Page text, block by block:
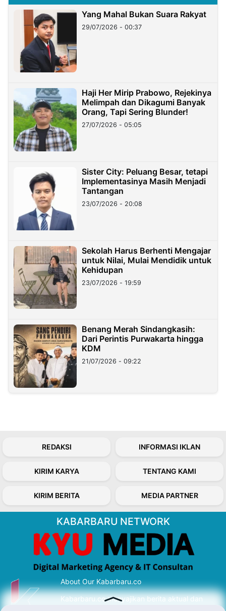
Yang Mahal Bukan Suara Rakyat
29/07/2026 - 00:37
Haji Her Mirip Prabowo, Rejekinya
Melimpah dan Dikagumi Banyak
Orang, Tapi Sering Blunder!
27/07/2026 - 05:05
Sister City: Peluang Besar, tetapi
Implementasinya Masih Menjadi
Tantangan
23/07/2026 - 20:08
Sekolah Harus Berhenti Mengajar
untuk Nilai, Mulai Mendidik untuk
Kehidupan
23/07/2026 - 19:59
Benang Merah Sindangkasih:
Dari Perintis Purwakarta hingga
KDM
21/07/2026 - 09:22
REDAKSI INFORMASI IKLAN
KIRIM KARYA TENTANG KAMI
KIRIM BERITA MEDIA PARTNER
KABARBARU NETWORK
About Our Kabarbaru.co
Kabarbaru.co menyajikan berita aktual dan